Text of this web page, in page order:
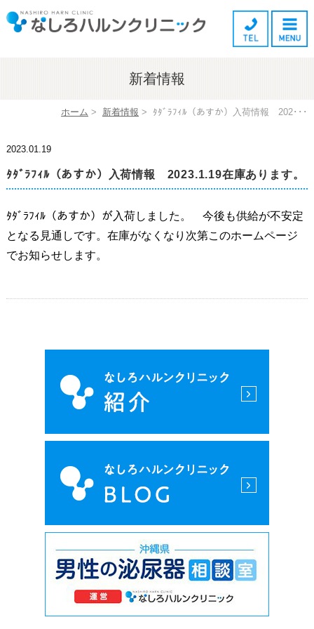
新着情報
ホーム > 新着情報 > ﾀﾀﾞﾗﾌｨﾙ（あすか）入荷情報 202･･･
2023.01.19
ﾀﾀﾞﾗﾌｨﾙ（あすか）入荷情報 2023.1.19在庫あります。
ﾀﾀﾞﾗﾌｨﾙ（あすか）が入荷しました。 今後も供給が不安定
となる見通しです。在庫がなくなり次第このホームページ
でお知らせします。